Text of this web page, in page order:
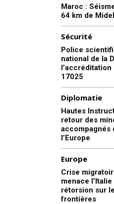
Maroc :
64 km de
Sécurité
Police
national de la
17025
Diplomatie
Hautes
retour des
accompagnés
l’Europe
Europe
Crise
menace
rétorsion sur
frontières